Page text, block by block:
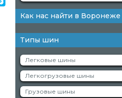
Как нас найти в Воронеже
Типы шин
Легковые шины
Легкогрузовые шины
Грузовые шины